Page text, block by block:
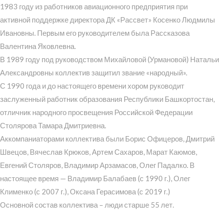
1983 году из работников авиационного предприятия при
активной поддержке директора ДК «Рассвет» Косенко Людмилы
Ивановны. Первым его руководителем была Рассказова
Валентина Яковлевна.
В 1989 году под руководством Михайловой (Урмановой) Натальи
Александровны коллектив защитил звание «народный».
С 1990 года и до настоящего времени хором руководит
заслуженный работник образования Республики Башкортостан,
отличник народного просвещения Российской Федерации
Столярова Тамара Дмитриевна.
Аккомпаниаторами коллектива были Борис Офицеров, Дмитрий
Швецов, Вячеслав Крюков, Артем Сахаров, Марат Каюмов,
Евгений Столяров, Владимир Арзамасов, Олег Падалко. В
настоящее время — Владимир Балабаев (с 1990 г.), Олег
Клименко (с 2007 г.), Оксана Герасимова (с 2019 г.)
Основной состав коллектива – люди старше 55 лет.